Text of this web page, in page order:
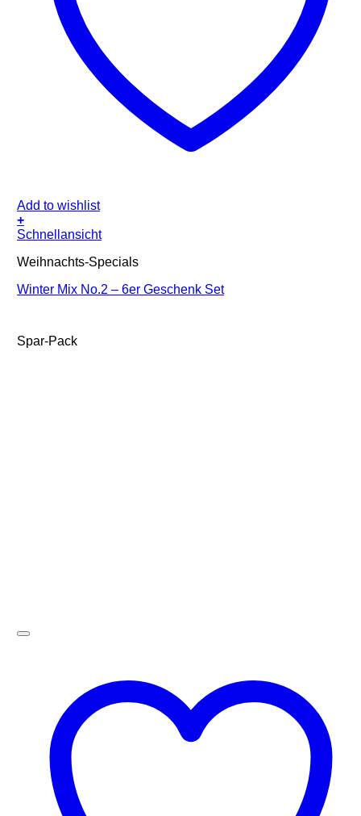
Add to wishlist
+
Schnellansicht
Weihnachts-Specials
Winter Mix No.2 – 6er Geschenk Set
Spar-Pack